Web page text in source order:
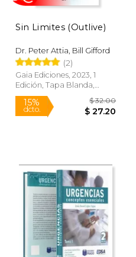
50%
dcto.
Sin Limites (Outlive)
Dr. Peter Attia, Bill Gifford
(2)
Gaia Ediciones, 2023, 1
Edición, Tapa Blanda,
Nuevo